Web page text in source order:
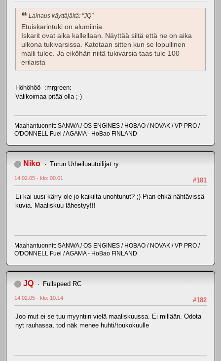
Lainaus käyttäjältä: "JQ"
Etuiskarintuki on alumiinia.
Iskarit ovat aika kallellaan. Näyttää siltä että ne on aika
ulkona tukivarsissa. Katotaan sitten kun se lopullinen
malli tulee. Ja eiköhän niitä tukivarsia taas tule 100
erilaista
Höhöhöö :mrgreen:
Valikoimaa pitää olla ;-)
Maahantuonnit: SANWA / OS ENGINES / HOBAO / NOVAK / VP PRO /
O'DONNELL Fuel / AGAMA - HoBao FINLAND
Niko Turun Urheiluautoilijat ry
#181
14.02.05 - klo: 00.01
Ei kai uusi kärry ole jo kaikilta unohtunut? ;) Pian ehkä nähtävissä
kuvia. Maaliskuu lähestyy!!!
Maahantuonnit: SANWA / OS ENGINES / HOBAO / NOVAK / VP PRO /
O'DONNELL Fuel / AGAMA - HoBao FINLAND
JQ Fullspeed RC
#182
14.02.05 - klo: 10.14
Joo mut ei se tuu myyntiin vielä maaliskuussa. Ei millään. Odota
nyt rauhassa, tod näk menee huhti/toukokuulle